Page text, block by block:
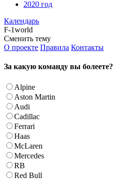
2020 год
Календарь
F-1world
Сменить тему
О проекте Правила Контакты
За какую команду вы болеете?
Alpine
Aston Martin
Audi
Cadillac
Ferrari
Haas
McLaren
Mercedes
RB
Red Bull